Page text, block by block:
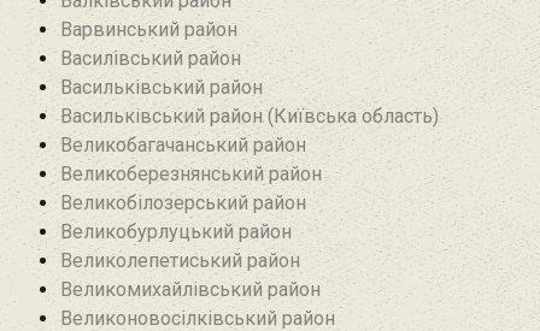
Варвинський район
Василівський район
Васильківський район
Васильківський район (Київська область)
Великобагачанський район
Великоберезнянський район
Великобілозерський район‎
Великобурлуцький район
Великолепетиський район
Великомихайлівський район‎
Великоновосілківський район‎